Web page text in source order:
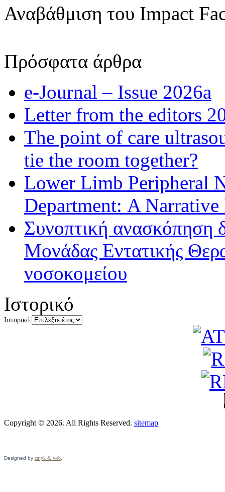
Αναβάθμιση του Impact
Πρόσφατα άρθρα
e-Journal – Issue 2026a
Letter from the editors
The point of care
tie the room together?
Lower Limb Peripheral
Department: A
Συνοπτική ανασκόπηση
Μονάδας Εντατικής
νοσοκομείου
Ιστορικό
Ιστορικό
Copyright © 2026. All Rights Reserved. sitemap
Designed by cmyk & web.